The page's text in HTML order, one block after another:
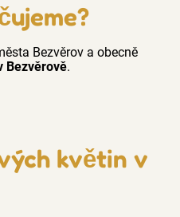
Bezvěrov a obecně
Bezvěrově.
květin v